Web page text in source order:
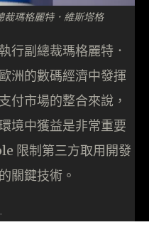
裁瑪格麗特．維斯塔格
行副總裁瑪格麗特．
洲的數碼經濟中發揮
付市場的整合來說，
境中獲益是非常重要
限制第三方取用開發
關鍵技術。